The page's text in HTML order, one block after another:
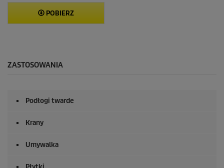
POBIERZ
ZASTOSOWANIA
Podłogi twarde
Krany
Umywalka